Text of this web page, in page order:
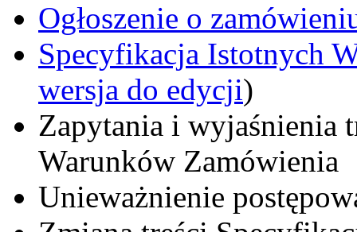
Ogłoszenie o
Specyfikacja Istotnych
wersja do edycji)
Zapytania i wyjaśnienia
Warunków Zamówienia
Unieważnienie